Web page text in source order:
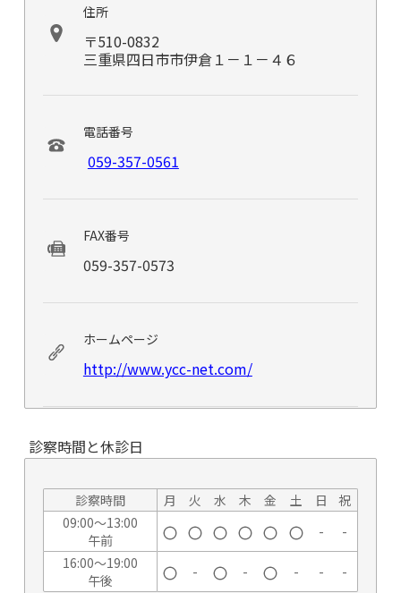
住所
〒510-0832
三重県四日市市伊倉１－１－４６
電話番号
059-357-0561
FAX番号
059-357-0573
ホームページ
http://www.ycc-net.com/
診察時間と休診日
診察時間 月 火 水 木 金 土 日
祝
09:00～13:00
午前
-
-
16:00～19:00
午後
- - - - -